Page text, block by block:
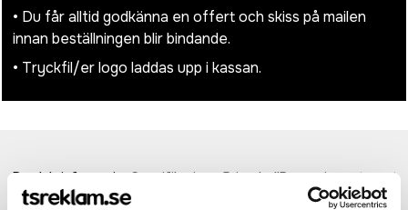
• Du får alltid godkänna en offert och skiss på mailen
innan beställningen blir bindande.
• Tryckfil/er logo laddas upp i kassan.
ProduktinformationSpecifikationerPristabellRecensioner